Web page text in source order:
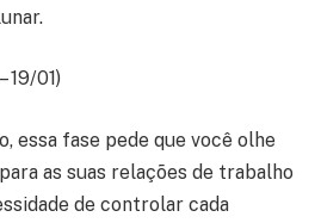
19/01)
essa fase pede que você olhe
as suas relações de trabalho
de controlar cada